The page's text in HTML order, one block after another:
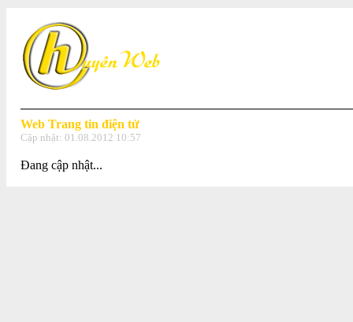
Web Trang tin điện tử
Cập nhật: 01.08.2012 10:57
Đang cập nhật...